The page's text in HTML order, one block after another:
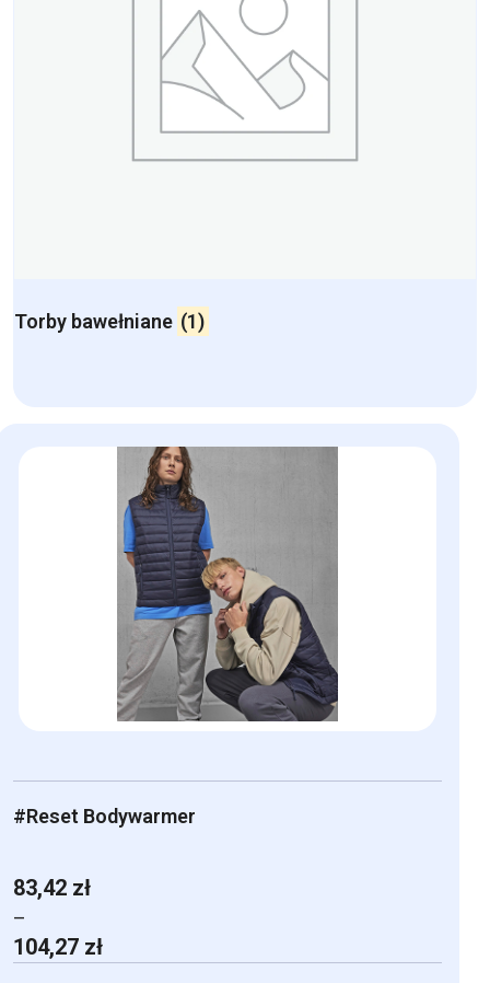
Torby bawełniane (1)
#Reset Bodywarmer
83,42 zł
–
104,27 zł
cen: